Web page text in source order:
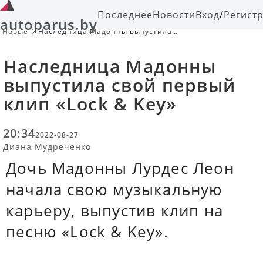
autoparus.byПоследнееНовостиВход/
Новые
Наследница Мадонны выпустила
Наследница Мадонны
выпустила свой первый
клип «Lock & Key»
20:342022-08-27
Диана Мудреченко
Дочь Мадонны Лурдес Леон
начала свою музыкальную
карьеру, выпустив клип на
песню «Lock & Key».